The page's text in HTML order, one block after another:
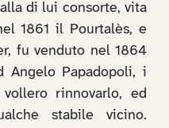
di lui consorte, vita
1861 il Pourtalès, e
fu venduto nel 1864
Papadopoli, i
rinnovarlo, ed
stabile vicino.